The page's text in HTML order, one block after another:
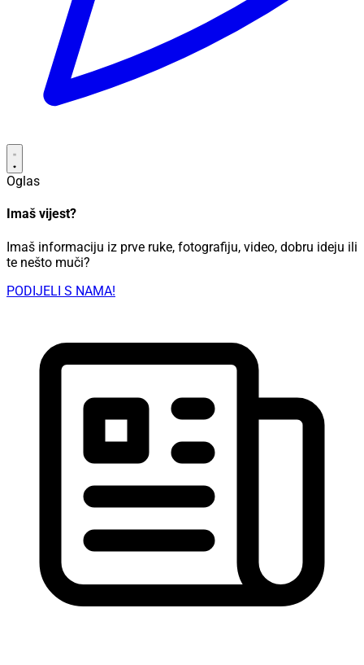
Oglas
Imaš vijest?
Imaš informaciju iz prve ruke, fotografiju, video, dobru ideju ili
te nešto muči?
PODIJELI S NAMA!